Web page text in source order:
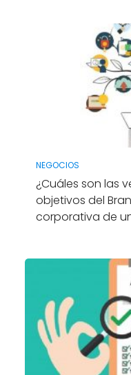
NEGOCIOS
¿Cuáles son las
objetivos del
corporativa de